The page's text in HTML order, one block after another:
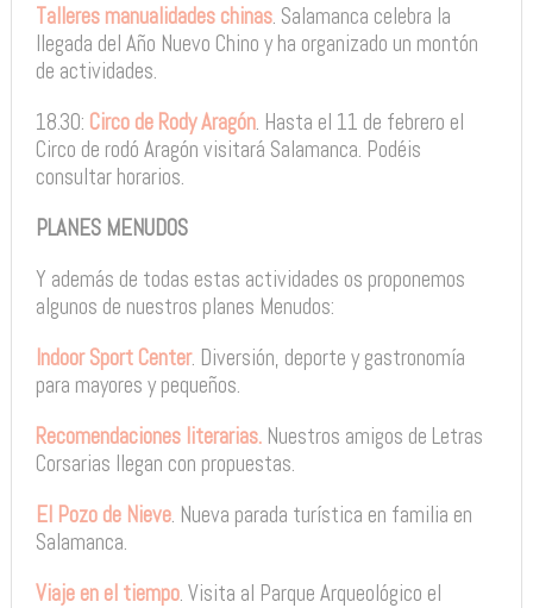
Talleres manualidades chinas. Salamanca celebra la
llegada del Año Nuevo Chino y ha organizado un montón
de actividades.
18.30: Circo de Rody Aragón. Hasta el 11 de febrero el
Circo de rodó Aragón visitará Salamanca. Podéis
consultar horarios.
PLANES MENUDOS
Y además de todas estas actividades os proponemos
algunos de nuestros planes Menudos:
Indoor Sport Center. Diversión, deporte y gastronomía
para mayores y pequeños.
Recomendaciones literarias.Nuestros amigos de Letras
Corsarias llegan con propuestas.
El Pozo de Nieve. Nueva parada turística en familia en
Salamanca.
Viaje en el tiempo. Visita al Parque Arqueológico el